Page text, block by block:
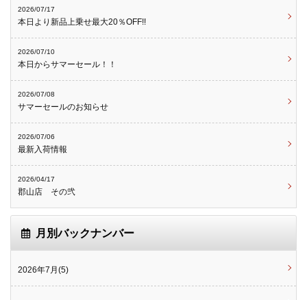
2026/07/17
本日より新品上乗せ最大20％OFF!!
2026/07/10
本日からサマーセール！！
2026/07/08
サマーセールのお知らせ
2026/07/06
最新入荷情報
2026/04/17
郡山店 その弐
月別バックナンバー
2026年7月(5)